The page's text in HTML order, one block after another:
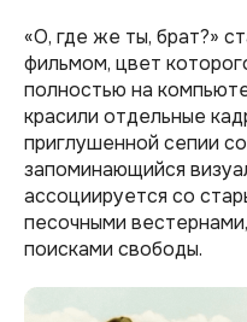
«О, где же ты, брат?»
фильмом, цвет
полностью на
красили отдельные
приглушенной сепии
запоминающийся
ассоциируется со
песочными
поисками свободы.